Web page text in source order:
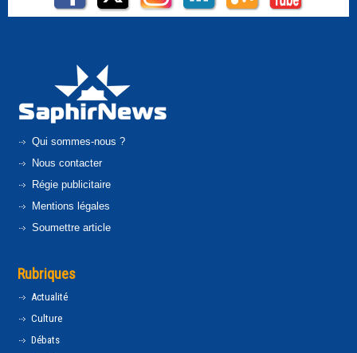
Qui sommes-nous ?
Nous contacter
Régie publicitaire
Mentions légales
Soumettre article
Rubriques
Actualité
Culture
Débats